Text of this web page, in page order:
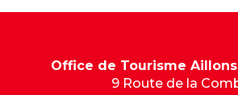
Office de Tourisme
9 Route de la